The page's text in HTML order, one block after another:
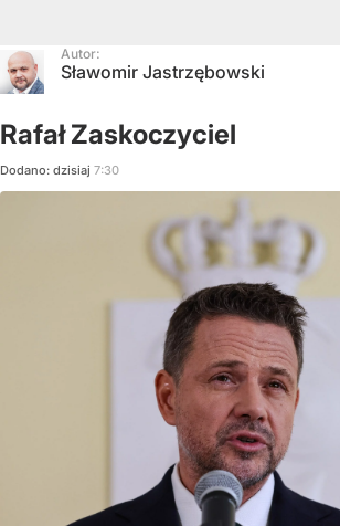
Autor:
Sławomir Jastrzębowski
Rafał Zaskoczyciel
Dodano: dzisiaj 7:30